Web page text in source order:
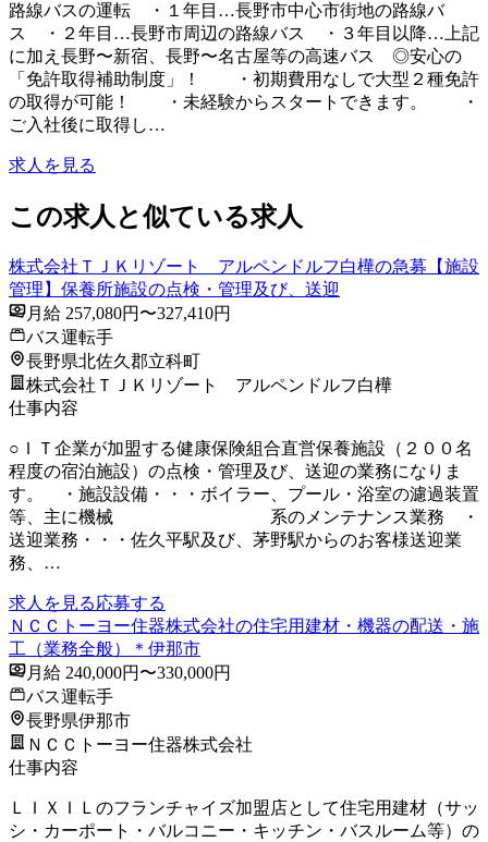
路線バスの運転 ・１年目…長野市中心市街地の路線バ
ス ・２年目…長野市周辺の路線バス ・３年目以降…上記
に加え長野〜新宿、長野〜名古屋等の高速バス ◎安心の
「免許取得補助制度」！ ・初期費用なしで大型２種免許
の取得が可能！ ・未経験からスタートできます。 ・
ご入社後に取得し…
求人を見る
この求人と似ている求人
株式会社ＴＪＫリゾート アルペンドルフ白樺の急募【施設
管理】保養所施設の点検・管理及び、送迎
月給 257,080円〜327,410円
バス運転手
長野県北佐久郡立科町
株式会社ＴＪＫリゾート アルペンドルフ白樺
仕事内容
○ＩＴ企業が加盟する健康保険組合直営保養施設（２００名
程度の宿泊施設）の点検・管理及び、送迎の業務になりま
す。 ・施設設備・・・ボイラー、プール・浴室の濾過装置
等、主に機械 系のメンテナンス業務 ・
送迎業務・・・佐久平駅及び、茅野駅からのお客様送迎業
務、…
求人を見る応募する
ＮＣＣトーヨー住器株式会社の住宅用建材・機器の配送・施
工（業務全般）＊伊那市
月給 240,000円〜330,000円
バス運転手
長野県伊那市
ＮＣＣトーヨー住器株式会社
仕事内容
ＬＩＸＩＬのフランチャイズ加盟店として住宅用建材（サッ
シ・カーポート・バルコニー・キッチン・バスルーム等）の